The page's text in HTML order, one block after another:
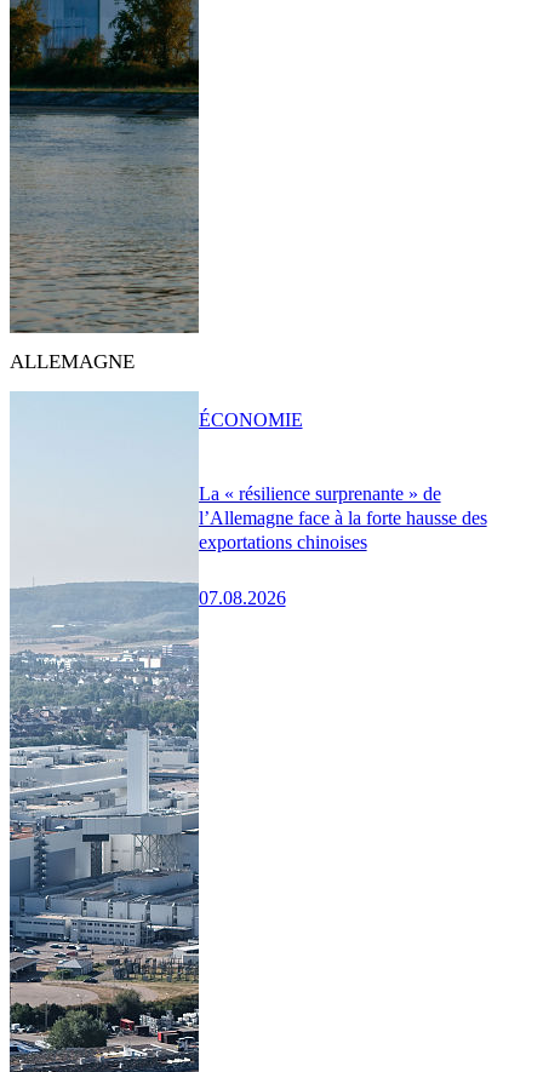
ALLEMAGNE
La « résilience surprenante » de
l’Allemagne face à la forte hausse des
exportations chinoises
07.08.2026
ÉCONOMIE